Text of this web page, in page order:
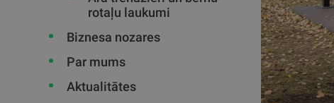
rotaļu laukumi
Biznesa nozares
Par mums
Aktualitātes